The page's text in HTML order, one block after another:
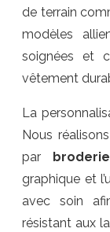
de terrain
modèles
soignées et
vêtement
La
Nous
par broderie
graphique et
avec soin
résistant aux